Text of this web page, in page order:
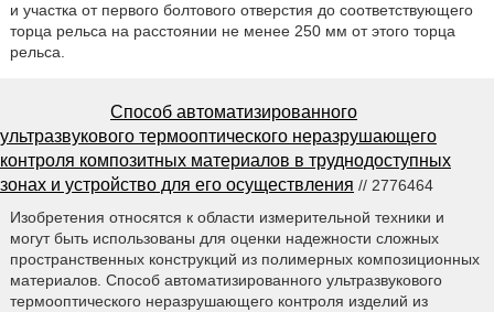
и участка от первого болтового отверстия до соответствующего
торца рельса на расстоянии не менее 250 мм от этого торца
рельса.
Способ автоматизированного
ультразвукового термооптического неразрушающего
контроля композитных материалов в труднодоступных
зонах и устройство для его осуществления // 2776464
Изобретения относятся к области измерительной техники и
могут быть использованы для оценки надежности сложных
пространственных конструкций из полимерных композиционных
материалов. Способ автоматизированного ультразвукового
термооптического неразрушающего контроля изделий из